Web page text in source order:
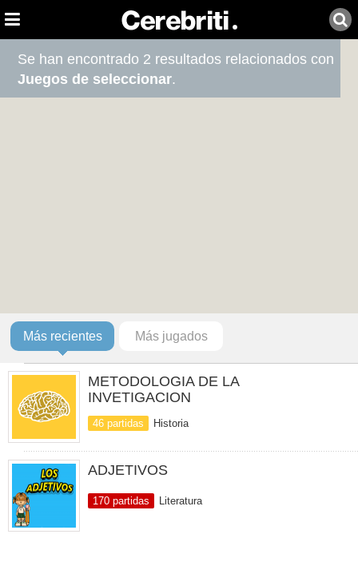
Se han encontrado 2 resultados relacionados con
Juegos de seleccionar.
Más recientes Más jugados
METODOLOGIA DE LA
INVETIGACION
46 partidas Historia
ADJETIVOS
170 partidas Literatura